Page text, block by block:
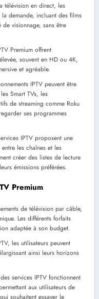
télévision en direct, les
demande, incluant des films
visionnage, sans être
Premium offrent
souvent en HD ou 4K,
et agréable.
IPTV peuvent être
Smart TVs, les
de streaming comme Roku
ses programmes
IPTV proposent une
les chaînes et les
créer des listes de lecture
émissions préférées.
Premium
de télévision par câble,
Les différents forfaits
adaptée à son budget.
les utilisateurs peuvent
ainsi leurs horizons
services IPTV fonctionnent
aux utilisateurs de
souhaitent essayer le